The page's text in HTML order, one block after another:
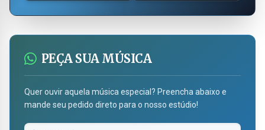
PEÇA SUA MÚSICA
Quer ouvir aquela música especial? Preencha abaixo e
mande seu pedido direto para o nosso estúdio!